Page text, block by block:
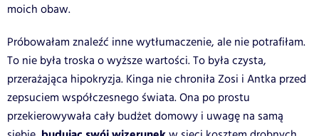
moich obaw.
Próbowałam znaleźć inne wytłumaczenie, ale nie potrafiłam.
To nie była troska o wyższe wartości. To była czysta,
przerażająca hipokryzja. Kinga nie chroniła Zosi i Antka przed
zepsuciem współczesnego świata. Ona po prostu
przekierowywała cały budżet domowy i uwagę na samą